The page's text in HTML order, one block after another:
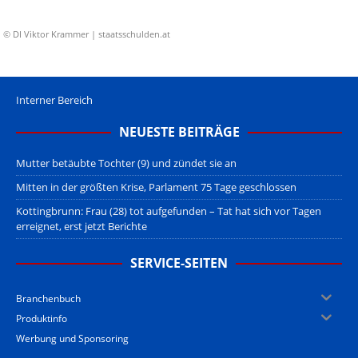
© DI Viktor Krammer | staatsschulden.at
Interner Bereich
NEUESTE BEITRÄGE
Mutter betäubte Tochter (9) und zündet sie an
Mitten in der größten Krise, Parlament 75 Tage geschlossen
Kottingbrunn: Frau (28) tot aufgefunden – Tat hat sich vor Tagen
erreignet, erst jetzt Berichte
SERVICE-SEITEN
Branchenbuch
Produktinfo
Werbung und Sponsoring